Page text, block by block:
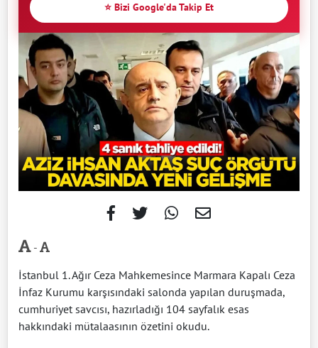
⭐ Bizi Google'da Takip Et
-
İstanbul 1. Ağır Ceza Mahkemesince Marmara Kapalı Ceza
İnfaz Kurumu karşısındaki salonda yapılan duruşmada,
cumhuriyet savcısı, hazırladığı 104 sayfalık esas
hakkındaki mütalaasının özetini okudu.